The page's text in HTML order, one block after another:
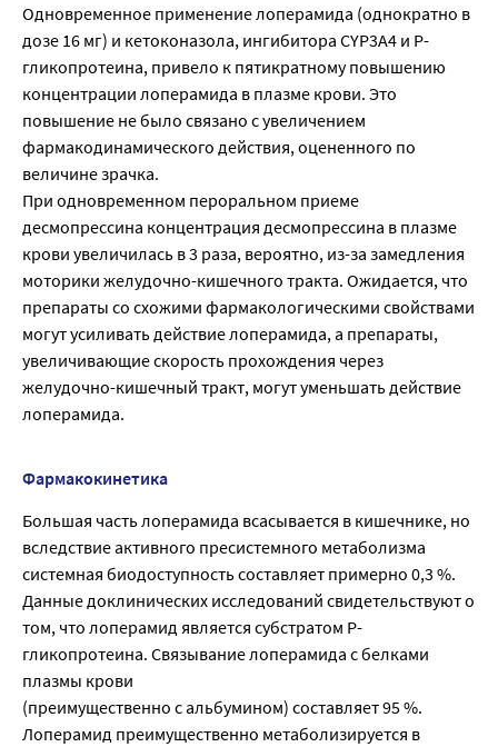
Одновременное применение лоперамида (однократно в
дозе 16 мг) и кетоконазола, ингибитора CYP3A4 и Р-
гликопротеина, привело к пятикратному повышению
концентрации лоперамида в плазме крови. Это
повышение не было связано с увеличением
фармакодинамического действия, оцененного по
величине зрачка.
При одновременном пероральном приеме
десмопрессина концентрация десмопрессина в плазме
крови увеличилась в 3 раза, вероятно, из-за замедления
моторики желудочно-кишечного тракта. Ожидается, что
препараты со схожими фармакологическими свойствами
могут усиливать действие лоперамида, а препараты,
увеличивающие скорость прохождения через
желудочно-кишечный тракт, могут уменьшать действие
лоперамида.
Фармакокинетика
Большая часть лоперамида всасывается в кишечнике, но
вследствие активного пресистемного метаболизма
системная биодоступность составляет примерно 0,3 %.
Данные доклинических исследований свидетельствуют о
том, что лоперамид является субстратом Р-
гликопротеина. Связывание лоперамида с белками
плазмы крови
(преимущественно с альбумином) составляет 95 %.
Лоперамид преимущественно метаболизируется в